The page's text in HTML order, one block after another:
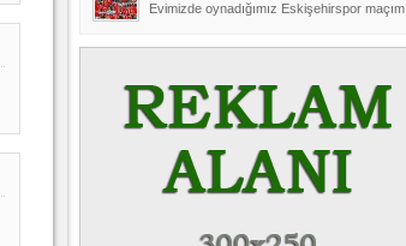
Evimizde oynadığımız Eskişehirspor maçım